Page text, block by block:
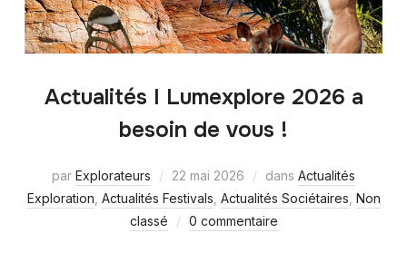
Actualités I Lumexplore 2026 a
besoin de vous !
par Explorateurs 22 mai 2026 dans Actualités
Exploration Actualités Festivals Actualités Sociétaires Non
classé
0 commentaire